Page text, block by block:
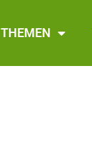
THEMEN